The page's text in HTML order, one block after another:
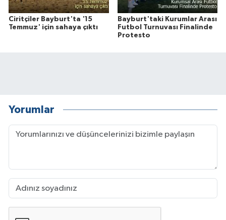
Ciritçiler Bayburt'ta '15
Temmuz' için sahaya çıktı
Bayburt'taki Kurumlar Arası
Futbol Turnuvası Finalinde
Protesto
Yorumlar